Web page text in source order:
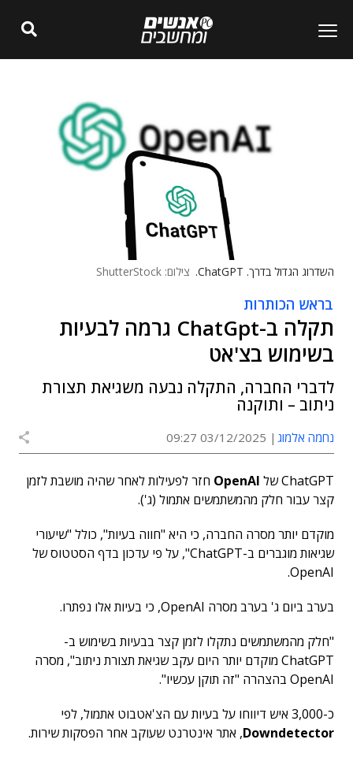
השדרוג הגדול בדרך. ChatGPT. צילום: ShutterStock
בראש הכותרות
תקלה ב-ChatGpt גרמה לבעיות
בשימוש בצ'אט
לדברי החברה, התקלה נבעה משגיאת תצורת
ניתוב – ותוקנה
נחמה אלמוג 03/12/2025 09:27
ChatGPT של OpenAI חזר לפעילות לאחר שהיה מושבת לזמן
קצר עבור חלק מהמשתמשים אתמול (ג').
מוקדם יותר מסרה החברה, כי היא "חווה בעיות", כולל "שיעורי
שגיאות מוגברים ב-ChatGPT", על פי עדכון בדף הסטטוס של
OpenAI.
בערב ביום ג' בערב מסרה OpenAI, כי בעיות אלו נפתרו.
"חלק מהמשתמשים נתקלו לזמן קצר בבעיות בשימוש ב-
ChatGPT מוקדם יותר היום עקב שגיאת תצורת ניתוב", מסרה
OpenAI בהצהרה "זה תוקן עכשיו".
כ-3,000 איש דיווחו על בעיות עם הצ'אטבוט אתמול, לפי
Downdetector, אתר אינטרנט שעוקב אחר הפסקות שירות.